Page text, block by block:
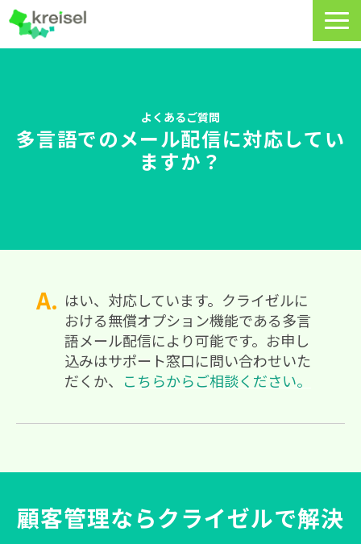
クライゼルの使い方
料金・プラン
CRMラボ
よくあるご質問
多言語でのメール配信に対応してい
ますか？
はい、対応しています。クライゼルに
おける無償オプション機能である多言
語メール配信により可能です。お申し
込みはサポート窓口に問い合わせいた
だくか、
こちらからご相談ください。
顧客管理ならクライゼルで解決